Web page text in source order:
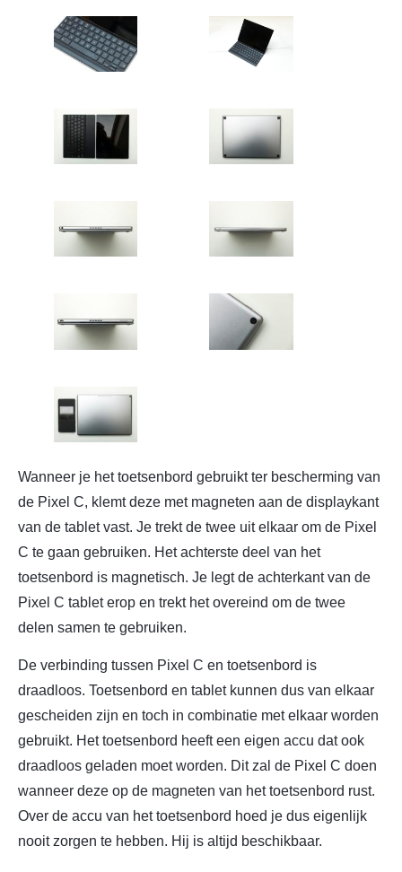
Wanneer je het toetsenbord gebruikt ter bescherming van
de Pixel C, klemt deze met magneten aan de displaykant
van de tablet vast. Je trekt de twee uit elkaar om de Pixel
C te gaan gebruiken. Het achterste deel van het
toetsenbord is magnetisch. Je legt de achterkant van de
Pixel C tablet erop en trekt het overeind om de twee
delen samen te gebruiken.
De verbinding tussen Pixel C en toetsenbord is
draadloos. Toetsenbord en tablet kunnen dus van elkaar
gescheiden zijn en toch in combinatie met elkaar worden
gebruikt. Het toetsenbord heeft een eigen accu dat ook
draadloos geladen moet worden. Dit zal de Pixel C doen
wanneer deze op de magneten van het toetsenbord rust.
Over de accu van het toetsenbord hoed je dus eigenlijk
nooit zorgen te hebben. Hij is altijd beschikbaar.